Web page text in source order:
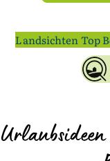
Landsichten Top